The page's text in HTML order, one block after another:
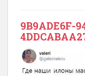
9B9ADE6F-